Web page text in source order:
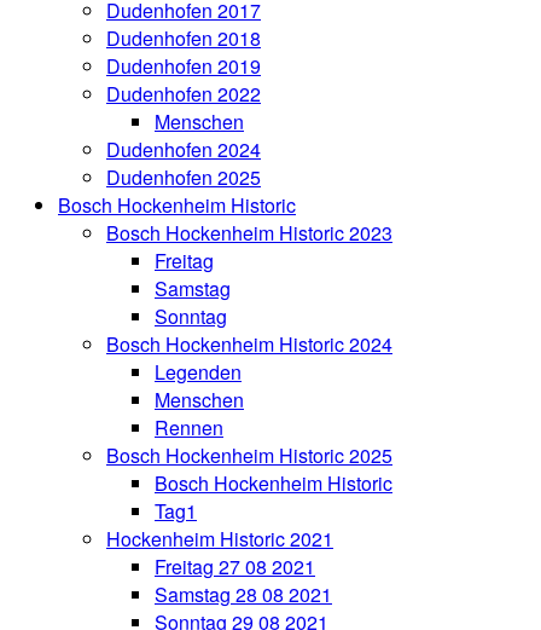
Dudenhofen 2017
Dudenhofen 2018
Dudenhofen 2019
Dudenhofen 2022
Menschen
Dudenhofen 2024
Dudenhofen 2025
Bosch Hockenheim Historic
Bosch Hockenheim Historic 2023
Freitag
Samstag
Sonntag
Bosch Hockenheim Historic 2024
Legenden
Menschen
Rennen
Bosch Hockenheim Historic 2025
Bosch Hockenheim Historic
Tag1
Hockenheim Historic 2021
Freitag 27 08 2021
Samstag 28 08 2021
Sonntag 29 08 2021